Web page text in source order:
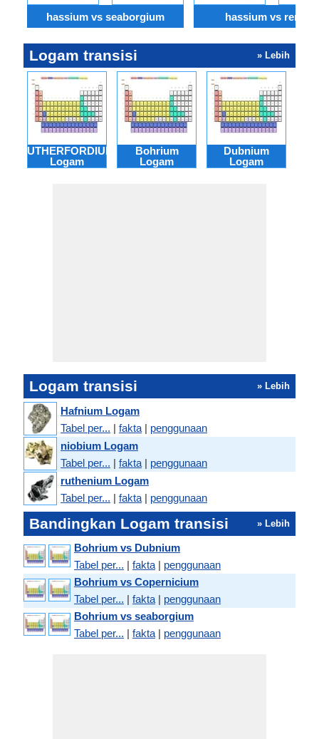
hassium vs seaborgium hassium vs renium
Logam transisi » Lebih
RUTHERFORDIUM
Logam
Bohrium
Logam
Dubnium
Logam
Logam transisi » Lebih
Hafnium Logam
Tabel per... | fakta | penggunaan
niobium Logam
Tabel per... | fakta | penggunaan
ruthenium Logam
Tabel per... | fakta | penggunaan
Bandingkan Logam transisi » Lebih
Bohrium vs Dubnium
Tabel per... | fakta | penggunaan
Bohrium vs Copernicium
Tabel per... | fakta | penggunaan
Bohrium vs seaborgium
Tabel per... | fakta | penggunaan